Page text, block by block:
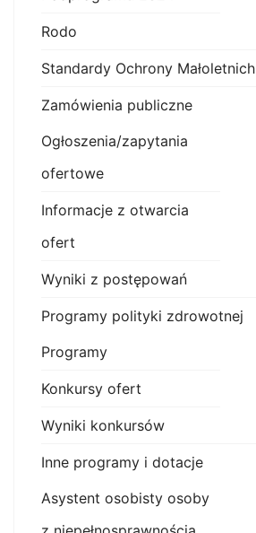
Rodo
Standardy Ochrony Małoletnich
Zamówienia publiczne
Ogłoszenia/zapytania
ofertowe
Informacje z otwarcia
ofert
Wyniki z postępowań
Programy polityki zdrowotnej
Programy
Konkursy ofert
Wyniki konkursów
Inne programy i dotacje
Asystent osobisty osoby